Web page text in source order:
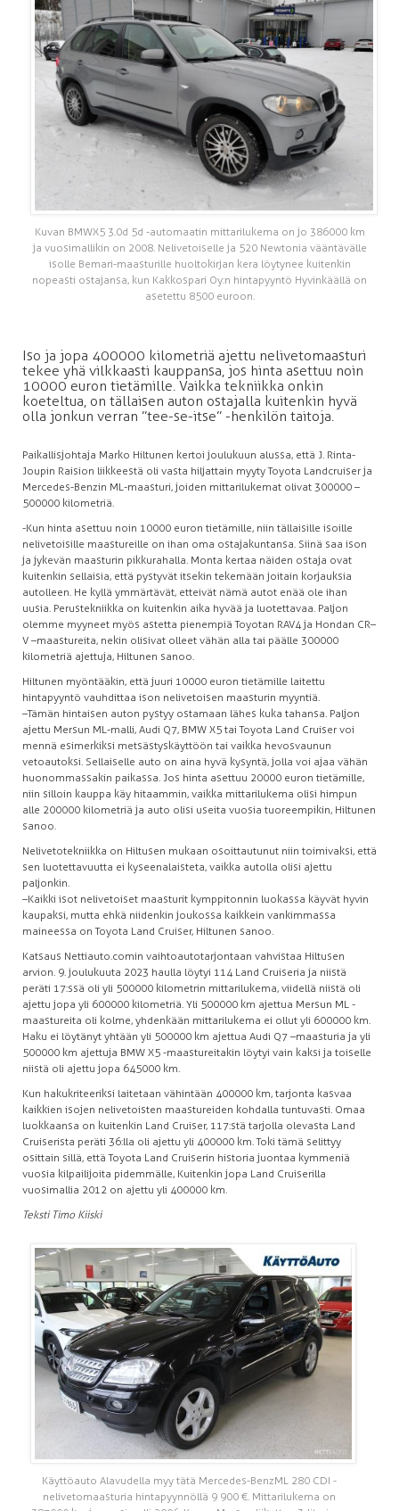
Kuvan BMW X5 3.0d 5d -automaatin mittarilukema on jo 386 000 km
ja vuosimallikin on 2008. Nelivetoiselle ja 520 Newtonia vääntävälle
isolle Bemari-maasturille huoltokirjan kera löytynee kuitenkin
nopeasti ostajansa, kun Kakkospari Oy:n hintapyyntö Hyvinkäällä on
asetettu 8500 euroon.
Iso ja jopa 400 000 kilometriä ajettu nelivetomaasturi
tekee yhä vilkkaasti kauppansa, jos hinta asettuu noin
10 000 euron tietämille. Vaikka tekniikka onkin
koeteltua, on tällaisen auton ostajalla kuitenkin hyvä
olla jonkun verran ”tee-se-itse” -henkilön taitoja.
Paikallisjohtaja Marko Hiltunen kertoi joulukuun alussa, että J. Rinta-
Joupin Raision liikkeestä oli vasta hiljattain myyty Toyota Landcruiser ja
Mercedes-Benzin ML-maasturi, joiden mittarilukemat olivat 300 000 –
500 000 kilometriä.
­-Kun hinta asettuu noin 10 000 euron tietämille, niin tällaisille isoille
nelivetoisille maastureille on ihan oma ostajakuntansa. Siinä saa ison
ja jykevän maasturin pikkurahalla. Monta kertaa näiden ostaja ovat
kuitenkin sellaisia, että pystyvät itsekin tekemään joitain korjauksia
autolleen. He kyllä ymmärtävät, etteivät nämä autot enää ole ihan
uusia. Perustekniikka on kuitenkin aika hyvää ja luotettavaa. Paljon
olemme myyneet myös astetta pienempiä Toyotan RAV4 ja Hondan CR–
V –maastureita, nekin olisivat olleet vähän alla tai päälle 300 000
kilometriä ajettuja, Hiltunen sanoo.
Hiltunen myöntääkin, että juuri 10 000 euron tietämille laitettu
hintapyyntö vauhdittaa ison nelivetoisen maasturin myyntiä.
–Tämän hintaisen auton pystyy ostamaan lähes kuka tahansa. Paljon
ajettu Mersun ML-malli, Audi Q7, BMW X5 tai Toyota Land Cruiser voi
mennä esimerkiksi metsästyskäyttöön tai vaikka hevosvaunun
vetoautoksi. Sellaiselle auto on aina hyvä kysyntä, jolla voi ajaa vähän
huonommassakin paikassa. Jos hinta asettuu 20 000 euron tietämille,
niin silloin kauppa käy hitaammin, vaikka mittarilukema olisi himpun
alle 200 000 kilometriä ja auto olisi useita vuosia tuoreempikin, Hiltunen
sanoo.
Nelivetotekniikka on Hiltusen mukaan osoittautunut niin toimivaksi, että
sen luotettavuutta ei kyseenalaisteta, vaikka autolla olisi ajettu
paljonkin.
–Kaikki isot nelivetoiset maasturit kymppitonnin luokassa käyvät hyvin
kaupaksi, mutta ehkä niidenkin joukossa kaikkein vankimmassa
maineessa on Toyota Land Cruiser, Hiltunen sanoo.
Katsaus Nettiauto.comin vaihtoautotarjontaan vahvistaa Hiltusen
arvion. 9. joulukuuta 2023 haulla löytyi 114 Land Cruiseria ja niistä
peräti 17:ssä oli yli 500 000 kilometrin mittarilukema, viidellä niistä oli
ajettu jopa yli 600 000 kilometriä. Yli 500 000 km ajettua Mersun ML -
maastureita oli kolme, yhdenkään mittarilukema ei ollut yli 600 000 km.
Haku ei löytänyt yhtään yli 500 000 km ajettua Audi Q7 –maasturia ja yli
500 000 km ajettuja BMW X5 -maastureitakin löytyi vain kaksi ja toiselle
niistä oli ajettu jopa 645 000 km.
Kun hakukriteeriksi laitetaan vähintään 400 000 km, tarjonta kasvaa
kaikkien isojen nelivetoisten maastureiden kohdalla tuntuvasti. Omaa
luokkaansa on kuitenkin Land Cruiser, 117:stä tarjolla olevasta Land
Cruiserista peräti 36:lla oli ajettu yli 400 000 km. Toki tämä selittyy
osittain sillä, että Toyota Land Cruiserin historia juontaa kymmeniä
vuosia kilpailijoita pidemmälle, Kuitenkin jopa Land Cruiserilla
vuosimallia 2012 on ajettu yli 400 000 km.
Teksti Timo Kiiski
Käyttöauto Alavudella myy tätä Mercedes-Benz ML 280 CDI -
nelivetomaasturia hintapyynnöllä 9 900 €. Mittarilukema on